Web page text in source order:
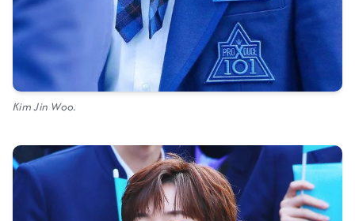
Kim Jin Woo.